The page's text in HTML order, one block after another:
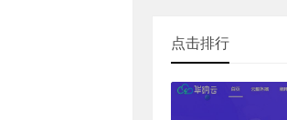
点击排行